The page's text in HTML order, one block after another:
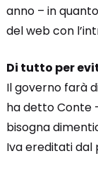
anno – in
del web con
Di tutto per
Il governo farà
ha detto Conte
bisogna
Iva ereditati dal